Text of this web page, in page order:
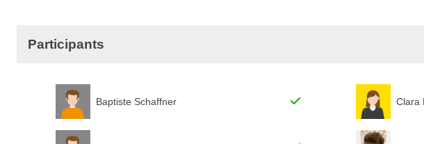
Participants
Baptiste Schaffner Clara